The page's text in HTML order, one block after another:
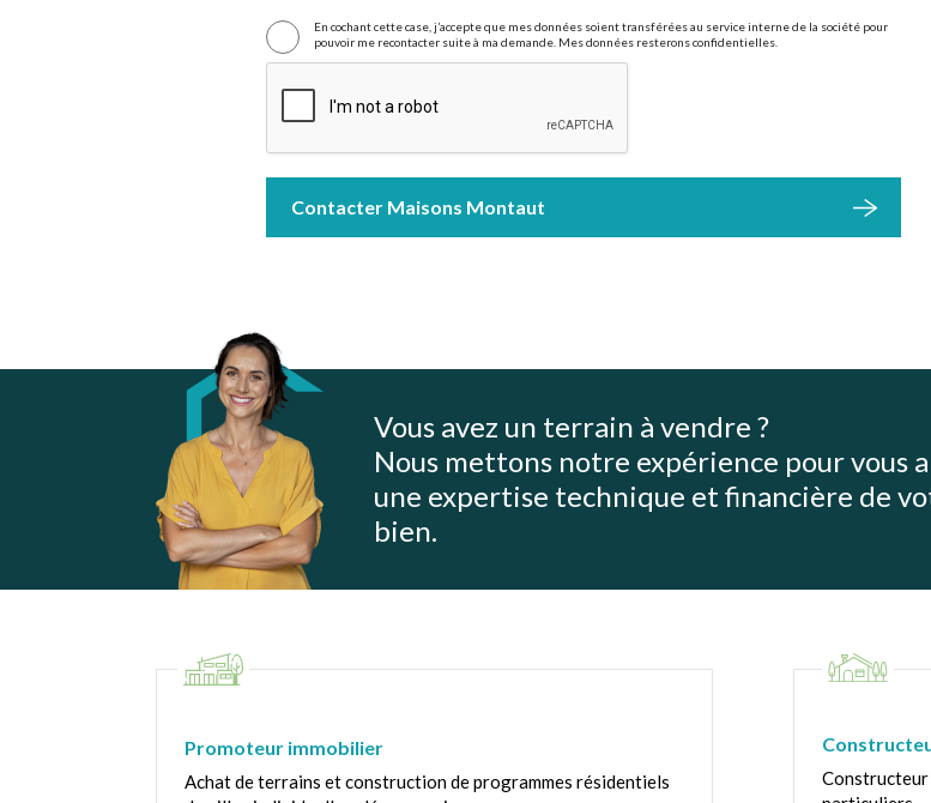
En cochant cette case, j’accepte que mes données soient transférées au service interne de la société pour
pouvoir me recontacter suite à ma demande. Mes données resterons confidentielles.
Contacter Maisons Montaut
Vous avez un terrain à vendre ?
Nous mettons notre expérience pour vous
une expertise technique et financière de
bien.
Promoteur immobilier
Achat de terrains et construction de programmes résidentiels
Constructeur